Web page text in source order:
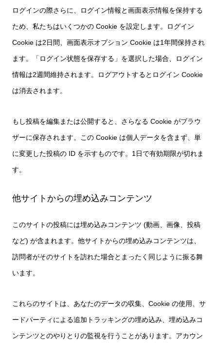
ログインの際さらに、ログイン情報と画面表示情報を保持する
ため、私たちはいくつかの Cookie を設定します。ログイン
Cookie は2日間、画面表示オプション Cookie は1年間保持され
ます。「ログイン状態を保存する」を選択した場合、ログイン
情報は2週間維持されます。ログアウトするとログイン Cookie
は消去されます。
もし投稿を編集または公開すると、さらなる Cookie がブラウ
ザーに保存されます。この Cookie は個人データを含まず、単
に変更した投稿の ID を示すものです。1日で有効期限が切れま
す。
他サイトからの埋め込みコンテンツ
このサイトの投稿には埋め込みコンテンツ (動画、画像、投稿
など) が含まれます。他サイトからの埋め込みコンテンツは、
訪問者がそのサイトを訪れた場合とまったく同じように振る舞
います。
これらのサイトは、あなたのデータの収集、Cookie の使用、サ
ードパーティによる追加トラッキングの埋め込み、埋め込みコ
ンテンツとのやりとりの監視を行うことがあります。アカウン